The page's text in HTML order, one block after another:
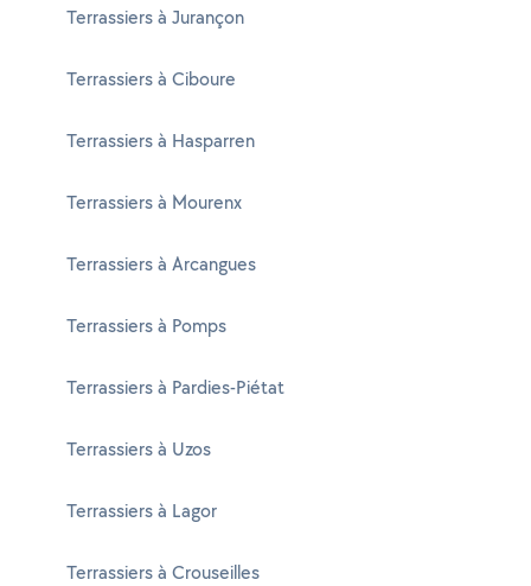
Terrassiers à Jurançon
Terrassiers à Ciboure
Terrassiers à Hasparren
Terrassiers à Mourenx
Terrassiers à Arcangues
Terrassiers à Pomps
Terrassiers à Pardies-Piétat
Terrassiers à Uzos
Terrassiers à Lagor
Terrassiers à Crouseilles